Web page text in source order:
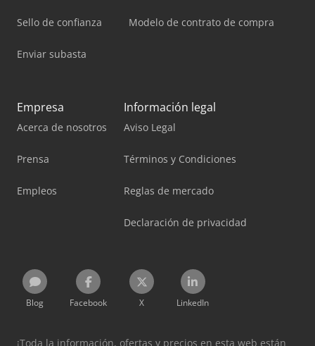
Sello de confianza
Enviar subasta
Modelo de contrato de compra
Empresa
Acerca de nosotros
Prensa
Empleos
Información legal
Aviso Legal
Términos y Condiciones
Reglas de mercado
Declaración de privacidad
Blog Facebook X LinkedIn
¡Toda la información, ofertas y precios en esta web están